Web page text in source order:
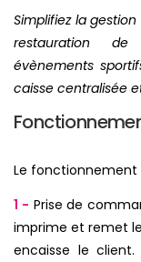
Simplifiez la
restauration de
évènements
caisse centralisée
Le fonctionnement
1 - Prise de
imprime et remet
encaisse le